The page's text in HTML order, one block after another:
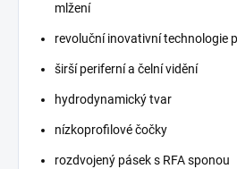
mlžení
revoluční inovativní technologie
širší periferní a čelní vidění
hydrodynamický tvar
nízkoprofilové čočky
rozdvojený pásek s RFA sponou